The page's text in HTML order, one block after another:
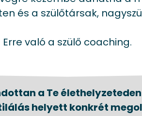
és a szülőtársak,
Erre való a szülő coaching.
a Te
helyett konkrét